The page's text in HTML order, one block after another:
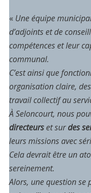
« Une équipe
d’adjoints et de
compétences et leur
communal.
C’est ainsi que
organisation claire,
travail collectif au
À Seloncourt, nous
directeurset surdes
leurs missions avec
Cela devrait être un
sereinement.
Alors, une question